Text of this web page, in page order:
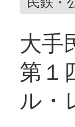
大手
第１
ル・